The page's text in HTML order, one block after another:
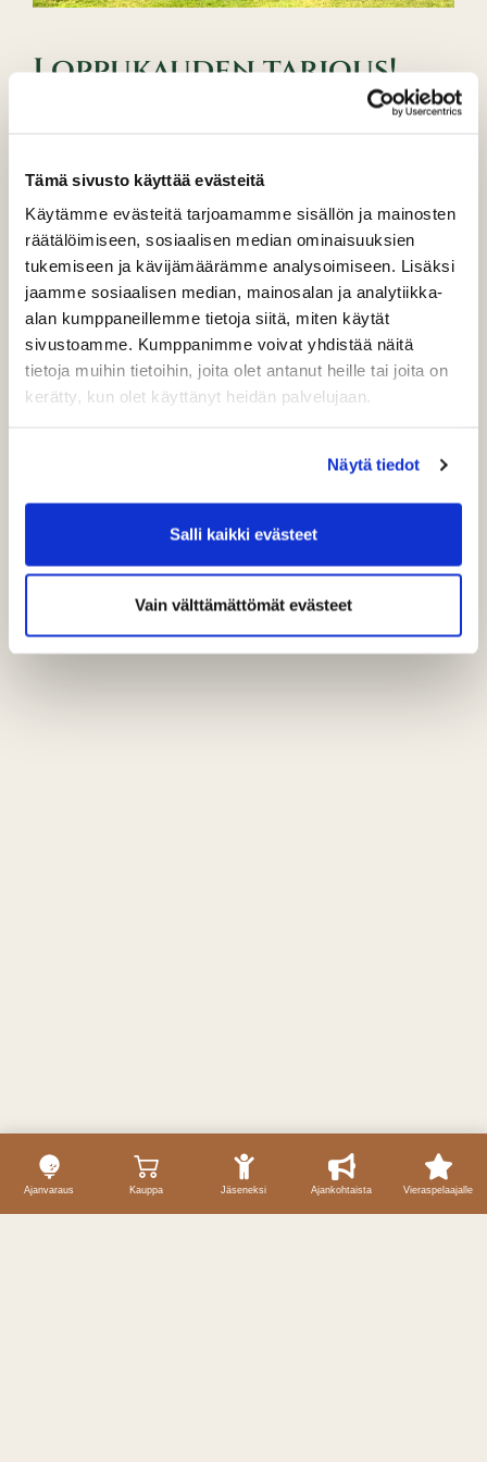
Tämä sivusto käyttää evästeitä
Käytämme evästeitä tarjoamamme sisällön ja mainosten
räätälöimiseen, sosiaalisen median ominaisuuksien
tukemiseen ja kävijämäärämme analysoimiseen. Lisäksi
jaamme sosiaalisen median, mainosalan ja analytiikka-
alan kumppaneillemme tietoja siitä, miten käytät
sivustoamme. Kumppanimme voivat yhdistää näitä
tietoja muihin tietoihin, joita olet antanut heille tai joita on
kerätty, kun olet käyttänyt heidän palvelujaan.
Näytä tiedot
Salli kaikki evästeet
Vain välttämättömät evästeet
Ajanvaraus Kauppa Jäseneksi Ajankohtaista Vieraspelaajalle
Loppukauden tarjous!